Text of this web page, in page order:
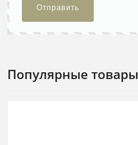
Отправить
Популярные товары